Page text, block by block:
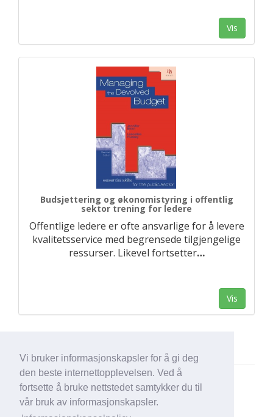
Vi bruker informasjonskapsler for å gi deg
den beste internettopplevelsen. Ved å
fortsette å bruke nettstedet samtykker du til
vår bruk av informasjonskapsler.
Vis
Budsjettering og økonomistyring i offentlig
sektor trening for ledere
Offentlige ledere er ofte ansvarlige for å levere
kvalitetsservice med begrensede tilgjengelige
ressurser. Likevel fortsetter…
Vis